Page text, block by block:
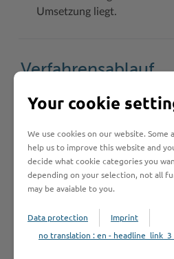
Umsetzung liegt.
Verfahrensablauf
Voraussetzungen
Welche
Your cookie
We use cookies on our website. Some
help us to improve this website and
decide what cookie categories you
depending on your selection, not all
may be avaiable to you.
Data protection
Imprint
no translation : en -